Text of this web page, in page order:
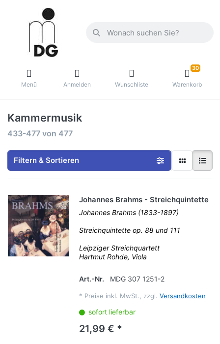
Menü Anmelden Wunschliste
30
Warenkorb
Kammermusik
433-477 von 477
Filtern & Sortieren
Johannes Brahms - Streichquintette
Johannes Brahms (1833-1897)
Streichquintette op. 88 und 111
Leipziger Streichquartett
Hartmut Rohde, Viola
Art.-Nr. MDG 307 1251-2
* Preise inkl. MwSt., zzgl. Versandkosten
sofort lieferbar
21,99 € *